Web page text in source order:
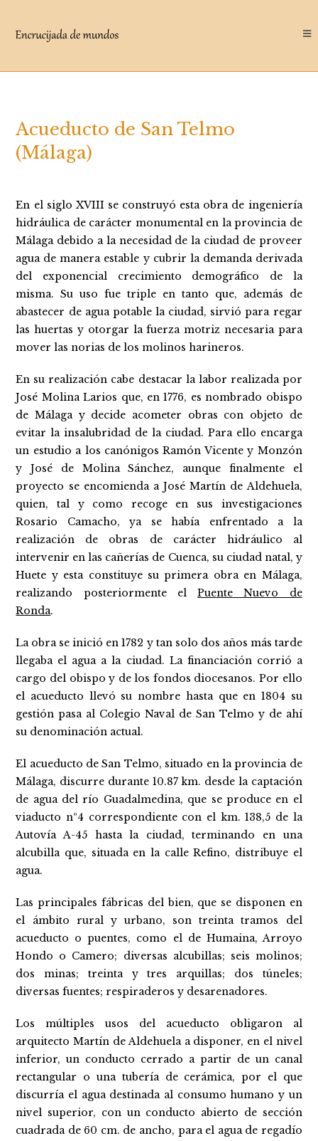
contenido
Acueducto de San Telmo
(Málaga)
En el siglo XVIII se construyó esta obra de ingeniería
hidráulica de carácter monumental en la provincia de
Málaga debido a la necesidad de la ciudad de proveer
agua de manera estable y cubrir la demanda derivada
del exponencial crecimiento demográfico de la
misma. Su uso fue triple en tanto que, además de
abastecer de agua potable la ciudad, sirvió para regar
las huertas y otorgar la fuerza motriz necesaria para
mover las norias de los molinos harineros.
En su realización cabe destacar la labor realizada por
José Molina Larios que, en 1776, es nombrado obispo
de Málaga y decide acometer obras con objeto de
evitar la insalubridad de la ciudad. Para ello encarga
un estudio a los canónigos Ramón Vicente y Monzón
y José de Molina Sánchez, aunque finalmente el
proyecto se encomienda a José Martín de Aldehuela,
quien, tal y como recoge en sus investigaciones
Rosario Camacho, ya se había enfrentado a la
realización de obras de carácter hidráulico al
intervenir en las cañerías de Cuenca, su ciudad natal, y
Huete y esta constituye su primera obra en Málaga,
realizando posteriormente elPuente Nuevo de
Ronda.
La obra se inició en 1782 y tan solo dos años más tarde
llegaba el agua a la ciudad. La financiación corrió a
cargo del obispo y de los fondos diocesanos. Por ello
el acueducto llevó su nombre hasta que en 1804 su
gestión pasa al Colegio Naval de San Telmo y de ahí
su denominación actual.
El acueducto de San Telmo, situado en la provincia de
Málaga, discurre durante 10.87 km. desde la captación
de agua del río Guadalmedina, que se produce en el
viaducto nº4 correspondiente con el km. 138,5 de la
Autovía A-45 hasta la ciudad, terminando en una
alcubilla que, situada en la calle Refino, distribuye el
agua.
Las principales fábricas del bien, que se disponen en
el ámbito rural y urbano, son treinta tramos del
acueducto o puentes, como el de Humaina, Arroyo
Hondo o Camero; diversas alcubillas; seis molinos;
dos minas; treinta y tres arquillas; dos túneles;
diversas fuentes; respiraderos y desarenadores.
Los múltiples usos del acueducto obligaron al
arquitecto Martín de Aldehuela a disponer, en el nivel
inferior, un conducto cerrado a partir de un canal
rectangular o una tubería de cerámica, por el que
discurría el agua destinada al consumo humano y un
nivel superior, con un conducto abierto de sección
cuadrada de 60 cm. de ancho, para el agua de regadío